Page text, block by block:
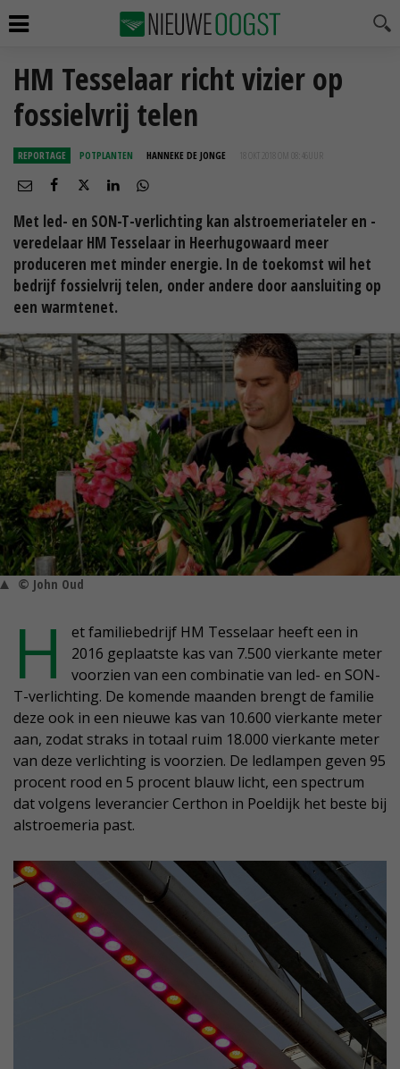
HM Tesselaar richt vizier op
fossielvrij telen
REPORTAGE POTPLANTEN HANNEKE DE JONGE 18 OKT 2018 OM 08:46
Met led- en SON-T-verlichting kan alstroemeriateler en -
veredelaar HM Tesselaar in Heerhugowaard meer
produceren met minder energie. In de toekomst wil het
bedrijf fossielvrij telen, onder andere door aansluiting op
een warmtenet.
© John Oud
H
et familiebedrijf HM Tesselaar heeft een in
2016 geplaatste kas van 7.500 vierkante meter
voorzien van een combinatie van led- en SON-
T-verlichting. De komende maanden brengt de familie
deze ook in een nieuwe kas van 10.600 vierkante meter
aan, zodat straks in totaal ruim 18.000 vierkante meter
van deze verlichting is voorzien. De ledlampen geven 95
procent rood en 5 procent blauw licht, een spectrum
dat volgens leverancier Certhon in Poeldijk het beste bij
alstroemeria past.